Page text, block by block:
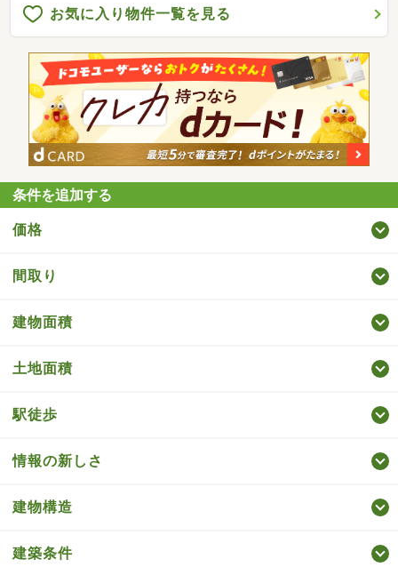
お気に入り物件一覧を見る
条件を追加する
価格
間取り
建物面積
土地面積
駅徒歩
情報の新しさ
建物構造
建築条件